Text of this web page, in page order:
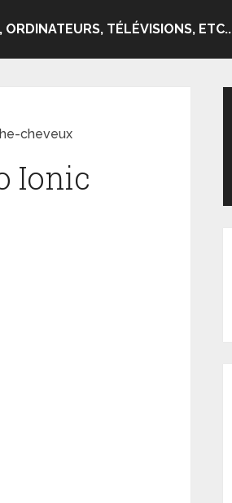
ORDINATEURS, TÉLÉVISIONS, ETC..
cheveux
Ionic